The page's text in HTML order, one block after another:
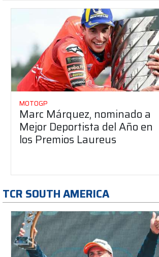
MOTOGP
Marc Márquez, nominado a
Mejor Deportista del Año en
los Premios Laureus
TCR SOUTH AMERICA